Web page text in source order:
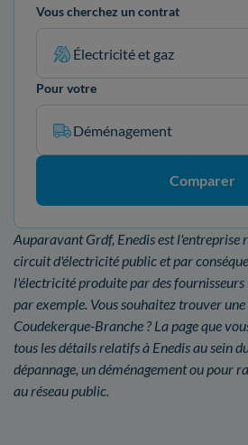
Vous cherchez un contrat
Électricité et gaz
Pour votre
Déménagement
Comparer
Auparavant Grdf, Enedis est l'entreprise
circuit d'électricité public et par
l'électricité produite par des
par exemple. Vous souhaitez trouver une
Coudekerque-Branche ? La page que
tous les détails relatifs à Enedis au sein
dépannage, un déménagement ou pour
au réseau public.